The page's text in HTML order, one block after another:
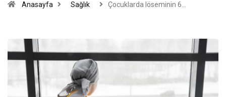
Anasayfa Sağlık Çocuklarda löseminin 6…